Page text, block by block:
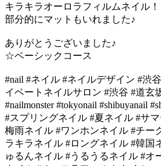
キラキラオーロラフィルムネイル！
部分的にマットもいれました♪
ありがとうございました♪
☆ベーシックコース
#nail #ネイル #ネイルデザイン #渋
イベートネイルサロン #渋谷 #道玄
#nailmonster #tokyonail #shibuyanail
#スプリングネイル #夏ネイル #サ
梅雨ネイル #ワンホンネイル #チー
ラキラネイル #ロングネイル #韓国
ゅるんネイル #うるうるネイル #オ